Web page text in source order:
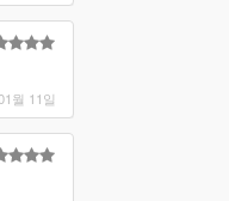
월 11일